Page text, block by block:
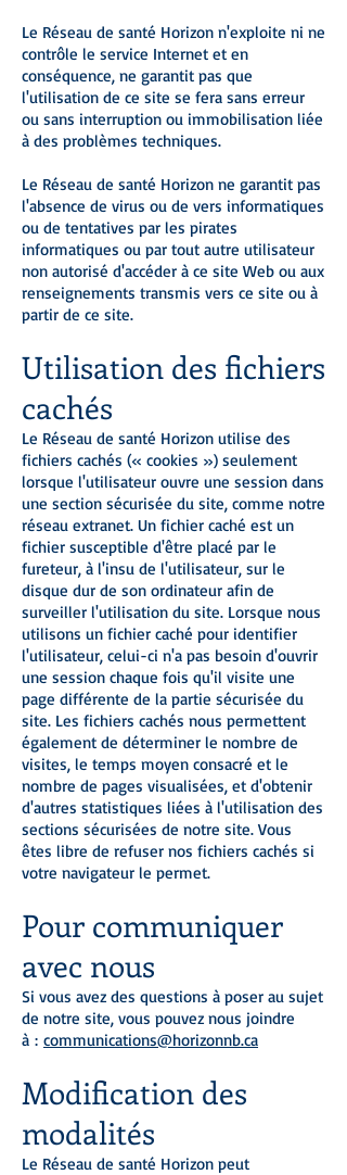
Le Réseau de santé Horizon n'exploite ni ne
contrôle le service Internet et en
conséquence, ne garantit pas que
l'utilisation de ce site se fera sans erreur
ou sans interruption ou immobilisation liée
à des problèmes techniques.
Le Réseau de santé Horizon ne garantit pas
l'absence de virus ou de vers informatiques
ou de tentatives par les pirates
informatiques ou par tout autre utilisateur
non autorisé d'accéder à ce site Web ou aux
renseignements transmis vers ce site ou à
partir de ce site.
Utilisation des fichiers
cachés
Le Réseau de santé Horizon utilise des
fichiers cachés (« cookies ») seulement
lorsque l'utilisateur ouvre une session dans
une section sécurisée du site, comme notre
réseau extranet. Un fichier caché est un
fichier susceptible d'être placé par le
fureteur, à l'insu de l'utilisateur, sur le
disque dur de son ordinateur afin de
surveiller l'utilisation du site. Lorsque nous
utilisons un fichier caché pour identifier
l'utilisateur, celui-ci n'a pas besoin d'ouvrir
une session chaque fois qu'il visite une
page différente de la partie sécurisée du
site. Les fichiers cachés nous permettent
également de déterminer le nombre de
visites, le temps moyen consacré et le
nombre de pages visualisées, et d'obtenir
d'autres statistiques liées à l'utilisation des
sections sécurisées de notre site. Vous
êtes libre de refuser nos fichiers cachés si
votre navigateur le permet.
Pour communiquer
avec nous
Si vous avez des questions à poser au sujet
de notre site, vous pouvez nous joindre
à : communications@horizonnb.ca
Modification des
modalités
Le Réseau de santé Horizon peut